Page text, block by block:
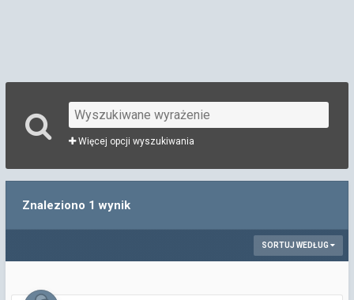
Więcej opcji wyszukiwania
Znaleziono 1 wynik
SORTUJ WEDŁUG